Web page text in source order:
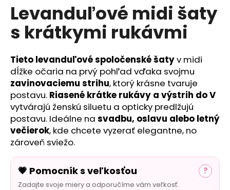
Levanduľové midi šaty
s krátkymi rukávmi
Tieto levanduľové spoločenské šatyv midi
dĺžke očaria na prvý pohľad vďaka svojmu
zavinovaciemu strihu, ktorý krásne tvaruje
postavu. Riasené krátke rukávy a výstrih do V
vytvárajú ženskú siluetu a opticky predlžujú
postavu. Ideálne na svadbu, oslavu alebo letný
večierok, kde chcete vyzerať elegantne, no
zároveň sviežo.
💗 Pomocník s veľkosťou ?
Zadajte svoje miery a odporučíme vám veľkosť.
O
d
p
o
r
ú
č
a
m
e